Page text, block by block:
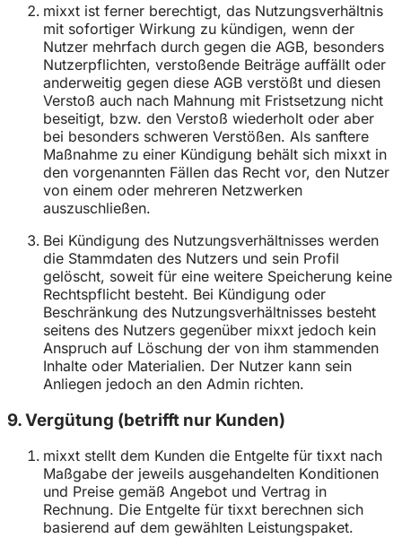
mixxt ist ferner berechtigt, das Nutzungsverhältnis
mit sofortiger Wirkung zu kündigen, wenn der
Nutzer mehrfach durch gegen die AGB, besonders
Nutzerpflichten, verstoßende Beiträge auffällt oder
anderweitig gegen diese AGB verstößt und diesen
Verstoß auch nach Mahnung mit Fristsetzung nicht
beseitigt, bzw. den Verstoß wiederholt oder aber
bei besonders schweren Verstößen. Als sanftere
Maßnahme zu einer Kündigung behält sich mixxt in
den vorgenannten Fällen das Recht vor, den Nutzer
von einem oder mehreren Netzwerken
auszuschließen.
Bei Kündigung des Nutzungsverhältnisses werden
die Stammdaten des Nutzers und sein Profil
gelöscht, soweit für eine weitere Speicherung keine
Rechtspflicht besteht. Bei Kündigung oder
Beschränkung des Nutzungsverhältnisses besteht
seitens des Nutzers gegenüber mixxt jedoch kein
Anspruch auf Löschung der von ihm stammenden
Inhalte oder Materialien. Der Nutzer kann sein
Anliegen jedoch an den Admin richten.
9. Vergütung (betrifft nur Kunden)
mixxt stellt dem Kunden die Entgelte für tixxt nach
Maßgabe der jeweils ausgehandelten Konditionen
und Preise gemäß Angebot und Vertrag in
Rechnung. Die Entgelte für tixxt berechnen sich
basierend auf dem gewählten Leistungspaket.